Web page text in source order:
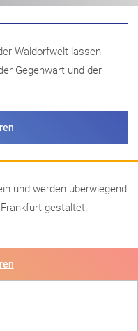
Waldorfwelt lassen
Gegenwart und der
und werden überwiegend
gestaltet.